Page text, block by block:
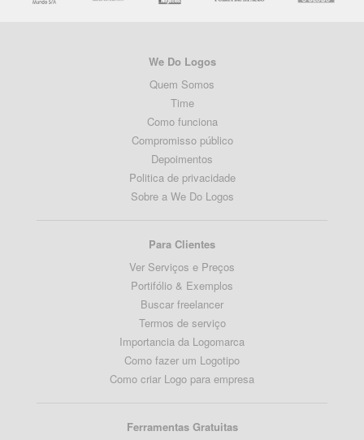
We Do Logos
Quem Somos
Time
Como funciona
Compromisso público
Depoimentos
Politica de privacidade
Sobre a We Do Logos
Para Clientes
Ver Serviços e Preços
Portifólio & Exemplos
Buscar freelancer
Termos de serviço
Importancia da Logomarca
Como fazer um Logotipo
Como criar Logo para empresa
Ferramentas Gratuitas